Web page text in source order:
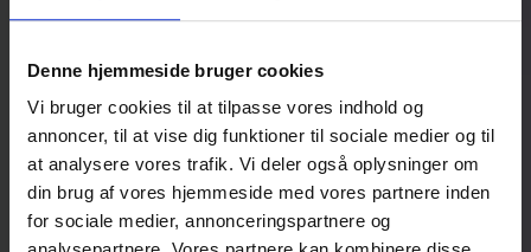
Denne hjemmeside bruger cookies
Vi bruger cookies til at tilpasse vores indhold og
annoncer, til at vise dig funktioner til sociale medier og til
at analysere vores trafik. Vi deler også oplysninger om
din brug af vores hjemmeside med vores partnere inden
for sociale medier, annonceringspartnere og